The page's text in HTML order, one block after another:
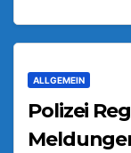
ALLGEMEIN
Polizei